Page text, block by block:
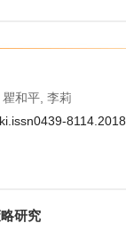
和平, 李莉
研究